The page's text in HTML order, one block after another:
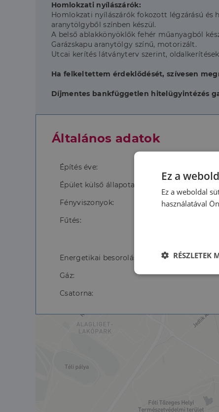
Homlokzati nyílászárók:
Homlokzati nyílászárók fokozott légzárású és
aranytölgyből színben készül.
A belső ablakkönyöklők fehér műanyagból
Garázskapu aranytölgy színű, motorizált.
Utcai kerítés látványterv szerint,
Ha felkeltettem érdeklődését, szívesen
Díjmentes bankfüggetlen hitelügyintézés
Általános adatok
Építés éve:
Épület külső állapota:
Fényviszonyok:
Fűtés:
Energetikai besorolás:
Gáz:
Csatorna:
Ez a
Ez a weboldal
használatával
RÉSZLETEK
Az
fiókkezelést. A